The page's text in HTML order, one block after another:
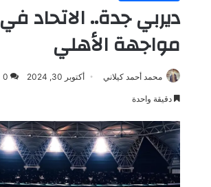
ديربي جدة.. الاتحاد في
مواجهة الأهلي
محمد أحمد كيلاني أكتوبر 30, 2024 0
دقيقة واحدة